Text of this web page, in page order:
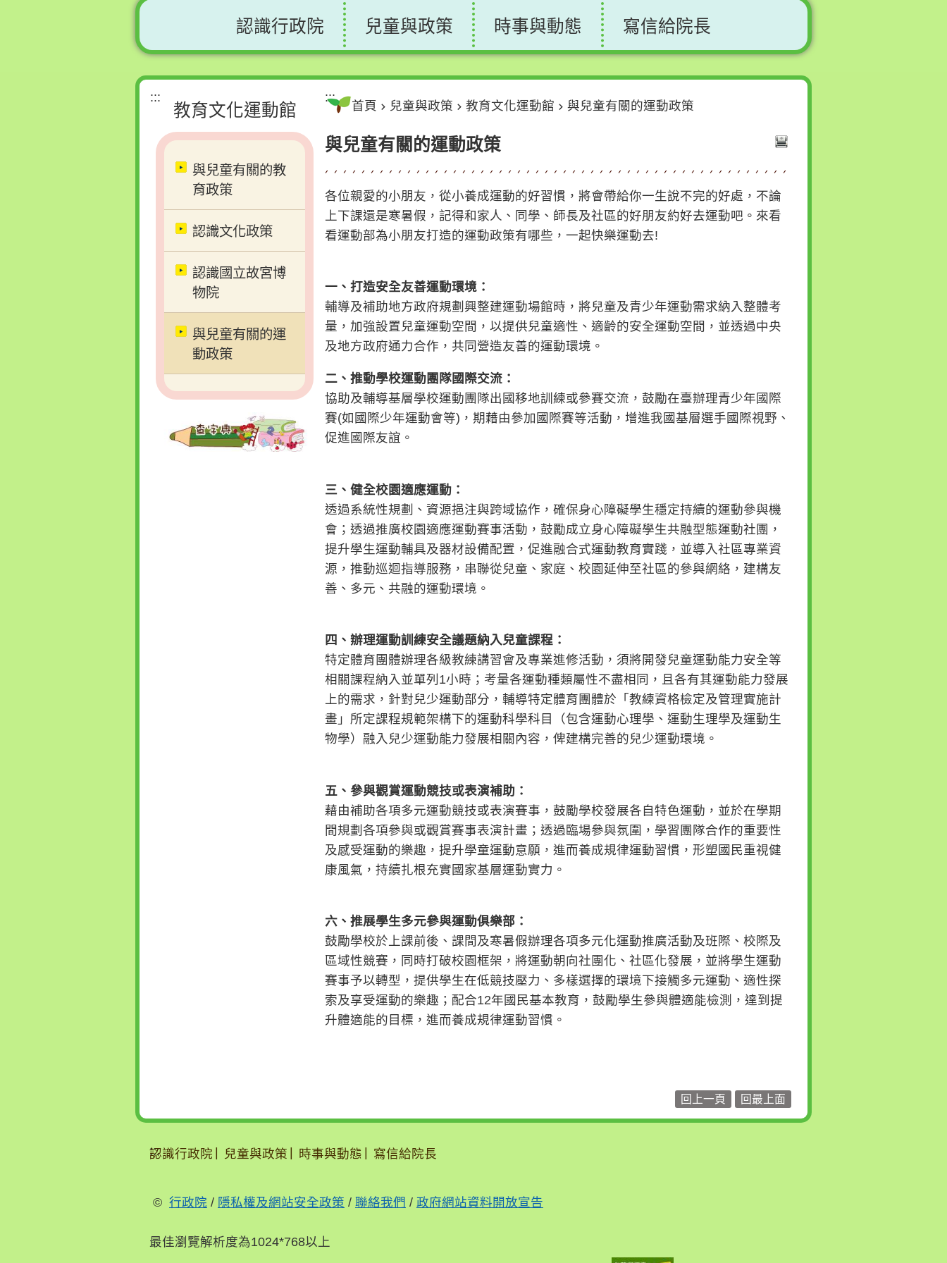
認識行政院 兒童與政策 時事與動態 寫信給院長
:::
教育文化運動館
與兒童有關的教
育政策
認識文化政策
認識國立故宮博
物院
與兒童有關的運
動政策
:::
首頁 兒童與政策 教育文化運動館 與兒童有關的運動政策
與兒童有關的運動政策
各位親愛的小朋友，從小養成運動的好習慣，將會帶給你一生說不完的好處，不論
上下課還是寒暑假，記得和家人、同學、師長及社區的好朋友約好去運動吧。來看
看運動部為小朋友打造的運動政策有哪些，一起快樂運動去!
一、打造安全友善運動環境：
輔導及補助地方政府規劃興整建運動場館時，將兒童及青少年運動需求納入整體考
量，加強設置兒童運動空間，以提供兒童適性、適齡的安全運動空間，並透過中央
及地方政府通力合作，共同營造友善的運動環境。
二、推動學校運動團隊國際交流：
協助及輔導基層學校運動團隊出國移地訓練或參賽交流，鼓勵在臺辦理青少年國際
賽(如國際少年運動會等)，期藉由參加國際賽等活動，增進我國基層選手國際視野、
促進國際友誼。
三、健全校園適應運動：
透過系統性規劃、資源挹注與跨域協作，確保身心障礙學生穩定持續的運動參與機
會；透過推廣校園適應運動賽事活動，鼓勵成立身心障礙學生共融型態運動社團，
提升學生運動輔具及器材設備配置，促進融合式運動教育實踐，並導入社區專業資
源，推動巡迴指導服務，串聯從兒童、家庭、校園延伸至社區的參與網絡，建構友
善、多元、共融的運動環境。
四、辦理運動訓練安全議題納入兒童課程：
特定體育團體辦理各級教練講習會及專業進修活動，須將開發兒童運動能力安全等
相關課程納入並單列1小時；考量各運動種類屬性不盡相同，且各有其運動能力發展
上的需求，針對兒少運動部分，輔導特定體育團體於「教練資格檢定及管理實施計
畫」所定課程規範架構下的運動科學科目（包含運動心理學、運動生理學及運動生
物學）融入兒少運動能力發展相關內容，俾建構完善的兒少運動環境。
五、參與觀賞運動競技或表演補助：
藉由補助各項多元運動競技或表演賽事，鼓勵學校發展各自特色運動，並於在學期
間規劃各項參與或觀賞賽事表演計畫；透過臨場參與氛圍，學習團隊合作的重要性
及感受運動的樂趣，提升學童運動意願，進而養成規律運動習慣，形塑國民重視健
康風氣，持續扎根充實國家基層運動實力。
六、推展學生多元參與運動俱樂部：
鼓勵學校於上課前後、課間及寒暑假辦理各項多元化運動推廣活動及班際、校際及
區域性競賽，同時打破校園框架，將運動朝向社團化、社區化發展，並將學生運動
賽事予以轉型，提供學生在低競技壓力、多樣選擇的環境下接觸多元運動、適性探
索及享受運動的樂趣；配合12年國民基本教育，鼓勵學生參與體適能檢測，達到提
升體適能的目標，進而養成規律運動習慣。
回上一頁 回最上面
:::
認識行政院 兒童與政策 時事與動態 寫信給院長
© 行政院 / 隱私權及網站安全政策 / 聯絡我們 / 政府網站資料開放宣告
最佳瀏覽解析度為1024*768以上